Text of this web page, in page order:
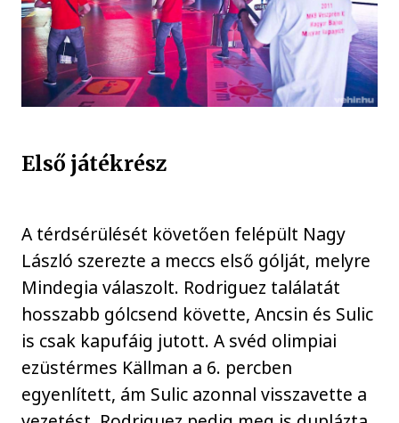
Első játékrész
A térdsérülését követően felépült Nagy
László szerezte a meccs első gólját, melyre
Mindegia válaszolt. Rodriguez találatát
hosszabb gólcsend követte, Ancsin és Sulic
is csak kapufáig jutott. A svéd olimpiai
ezüstérmes Källman a 6. percben
egyenlített, ám Sulic azonnal visszavette a